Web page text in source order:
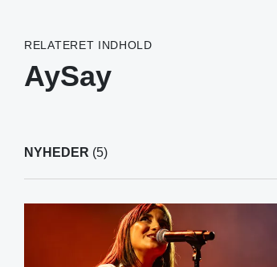
RELATERET INDHOLD
AySay
NYHEDER (5)